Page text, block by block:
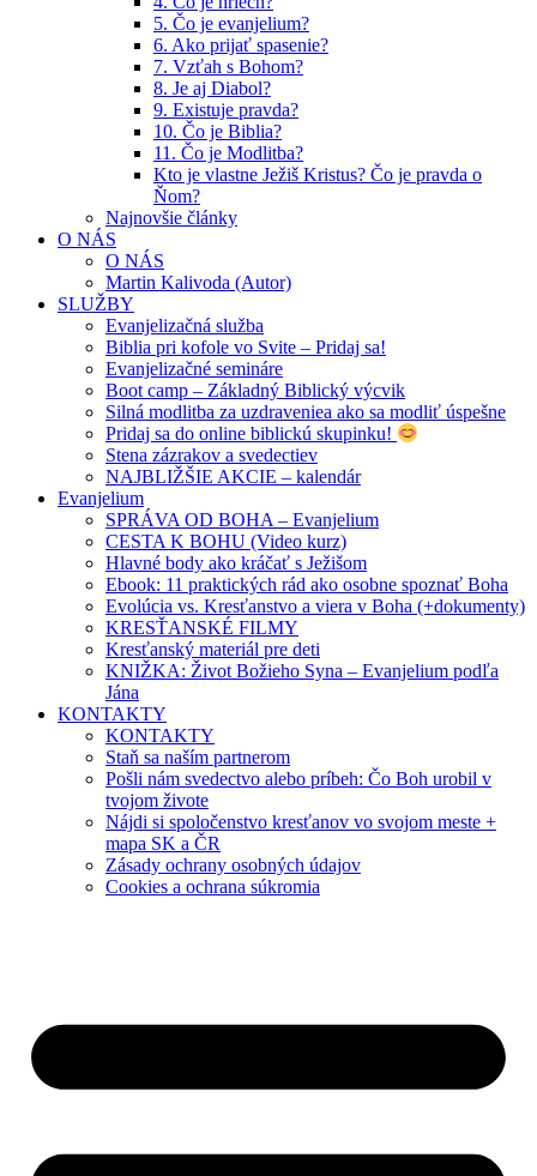
5. Čo je evanjelium?
6. Ako prijať spasenie?
7. Vzťah s Bohom?
8. Je aj Diabol?
9. Existuje pravda?
10. Čo je Biblia?
11. Čo je Modlitba?
Kto je vlastne Ježiš Kristus? Čo je pravda o
Ňom?
Najnovšie články
O NÁS
O NÁS
Martin Kalivoda (Autor)
SLUŽBY
Evanjelizačná služba
Biblia pri kofole vo Svite – Pridaj sa!
Evanjelizačné semináre
Boot camp – Základný Biblický výcvik
Silná modlitba za uzdraveniea ako sa modliť úspešne
Pridaj sa do online biblickú skupinku!
Stena zázrakov a svedectiev
NAJBLIŽŠIE AKCIE – kalendár
Evanjelium
SPRÁVA OD BOHA – Evanjelium
CESTA K BOHU (Video kurz)
Hlavné body ako kráčať s Ježišom
Ebook: 11 praktických rád ako osobne spoznať Boha
Evolúcia vs. Kresťanstvo a viera v Boha (+dokumenty)
KRESŤANSKÉ FILMY
Kresťanský materiál pre deti
KNIŽKA: Život Božieho Syna – Evanjelium podľa
Jána
KONTAKTY
KONTAKTY
Staň sa naším partnerom
Pošli nám svedectvo alebo príbeh: Čo Boh urobil v
tvojom živote
Nájdi si spoločenstvo kresťanov vo svojom meste +
mapa SK a ČR
Zásady ochrany osobných údajov
Cookies a ochrana súkromia